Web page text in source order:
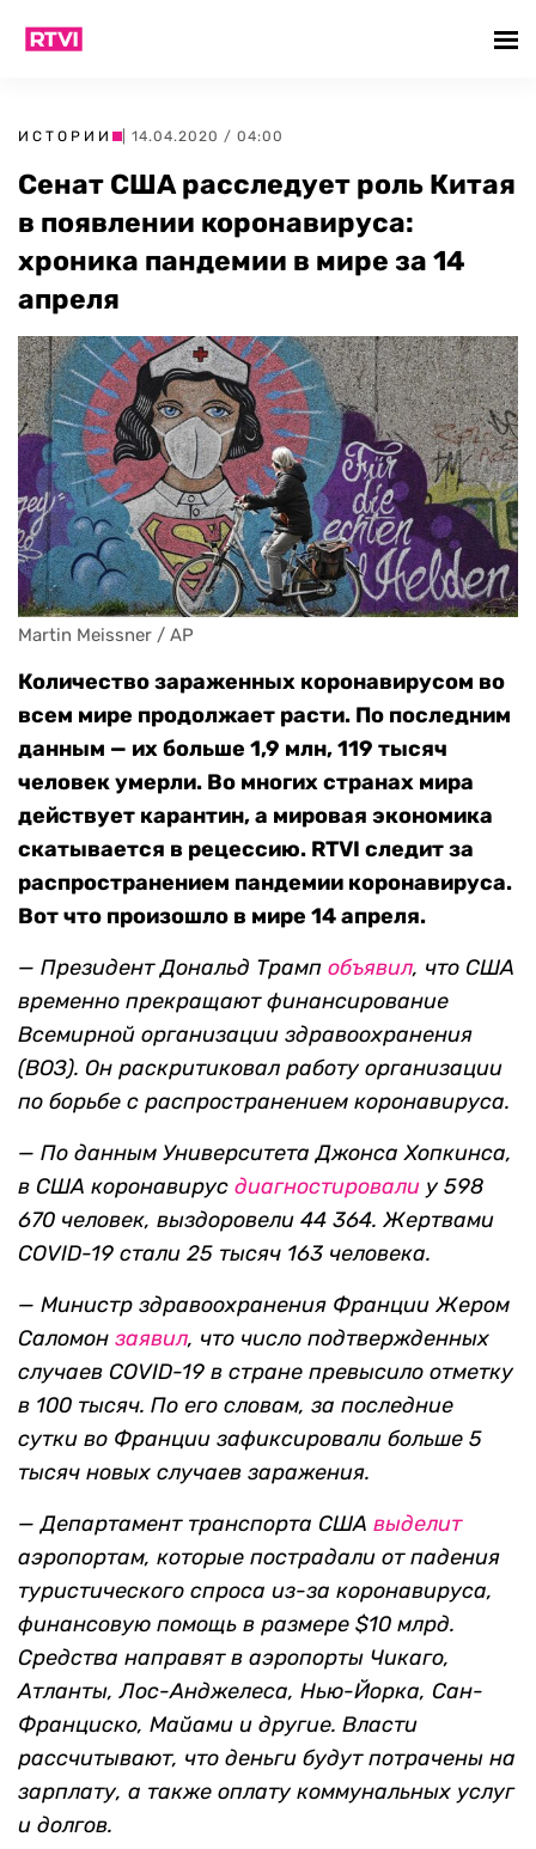
ИСТОРИИ | 14.04.2020 / 04:00
Сенат США расследует роль Китая
в появлении коронавируса:
хроника пандемии в мире за 14
апреля
Martin Meissner / AP
Количество зараженных коронавирусом во
всем мире продолжает расти. По последним
данным — их больше 1,9 млн, 119 тысяч
человек умерли. Во многих странах мира
действует карантин, а мировая экономика
скатывается в рецессию. RTVI следит за
распространением пандемии коронавируса.
Вот что произошло в мире 14 апреля.
— Президент Дональд Трамп объявил, что США
временно прекращают финансирование
Всемирной организации здравоохранения
(ВОЗ). Он раскритиковал работу организации
по борьбе с распространением коронавируса.
— По данным Университета Джонса Хопкинса,
в США коронавирус диагностировали у 598
670 человек, выздоровели 44 364. Жертвами
COVID-19 стали 25 тысяч 163 человека.
— Министр здравоохранения Франции Жером
Саломон заявил, что число подтвержденных
случаев COVID-19 в стране превысило отметку
в 100 тысяч. По его словам, за последние
сутки во Франции зафиксировали больше 5
тысяч новых случаев заражения.
— Департамент транспорта США выделит
аэропортам, которые пострадали от падения
туристического спроса из-за коронавируса,
финансовую помощь в размере $10 млрд.
Средства направят в аэропорты Чикаго,
Атланты, Лос-Анджелеса, Нью-Йорка, Сан-
Франциско, Майами и другие. Власти
рассчитывают, что деньги будут потрачены на
зарплату, а также оплату коммунальных услуг
и долгов.